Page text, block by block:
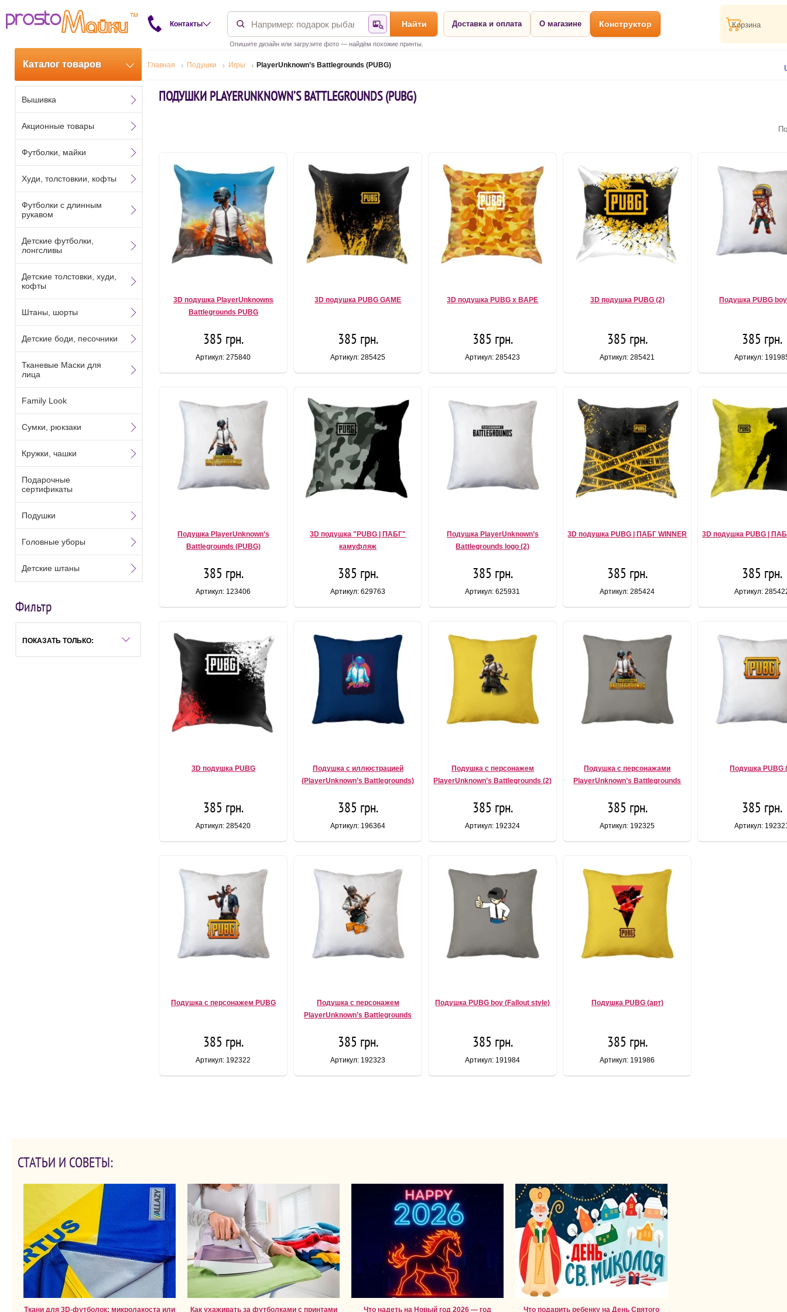
Контакты Найти по фотографии
Найти
Опишите дизайн или загрузите фото — найдём похожие принты.
Доставка и оплата О магазине Конструктор Корзина
Каталог товаров Главная Подушки Игры PlayerUnknown’s Battlegrounds (PUBG)
ПОДУШКИ PLAYERUNKNOWN’S BATTLEGROUNDS (PUBG)
3D подушка PlayerUnknowns
Battlegrounds PUBG
385 грн.
Артикул: 275840
3D подушка PUBG GAME
385 грн.
Артикул: 285425
3D подушка PUBG x BAPE
385 грн.
Артикул: 285423
3D подушка PUBG (2)
385 грн.
Артикул: 285421
Подушка PUBG
385 грн.
Артикул:
Подушка PlayerUnknown’s
Battlegrounds (PUBG)
385 грн.
Артикул: 123406
3D подушка "PUBG | ПАБГ"
камуфляж
385 грн.
Артикул: 629763
Подушка PlayerUnknown’s
Battlegrounds logo (2)
385 грн.
Артикул: 625931
3D подушка PUBG | ПАБГ WINNER
385 грн.
Артикул: 285424
3D подушка PUBG |
385 грн.
Артикул:
3D подушка PUBG
385 грн.
Артикул: 285420
Подушка с иллюстрацией
(PlayerUnknown’s Battlegrounds)
385 грн.
Артикул: 196364
Подушка с персонажем
PlayerUnknown’s Battlegrounds (2)
385 грн.
Артикул: 192324
Подушка с персонажами
PlayerUnknown’s Battlegrounds
385 грн.
Артикул: 192325
Подушка PUBG
385 грн.
Артикул:
Подушка с персонажем PUBG
385 грн.
Артикул: 192322
Подушка с персонажем
PlayerUnknown’s Battlegrounds
385 грн.
Артикул: 192323
Подушка PUBG boy (Fallout style)
385 грн.
Артикул: 191984
Подушка PUBG (арт)
385 грн.
Артикул: 191986
Вышивка
Акционные товары
Футболки, майки
Худи, толстовкии, кофты
Футболки с длинным
рукавом
Детские футболки,
лонгсливы
Детские толстовки, худи,
кофты
Штаны, шорты
Детские боди, песочники
Тканевые Маски для
лица
Family Look
Сумки, рюкзаки
Кружки, чашки
Подарочные
сертификаты
Подушки
Головные уборы
Детские штаны
Фильтр
ПОКАЗАТЬ ТОЛЬКО:
СТАТЬИ И СОВЕТЫ:
Ткани для 3D-футболок: микролакоста или
Как ухаживать за футболками с принтами
Что надеть на Новый год 2026 — год
Что подарить ребенку на День Святого